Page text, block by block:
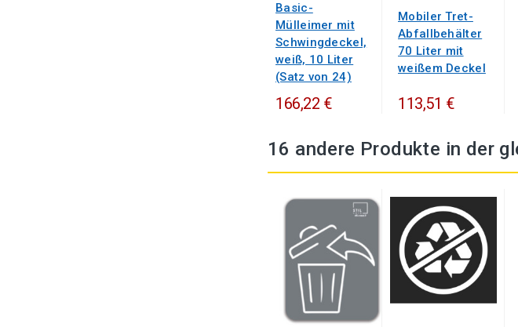
Basic-
Mülleimer mit
Schwingdeckel,
weiß, 10 Liter
(Satz von 24)
166,22 €
Mobiler Tret-
Abfallbehälter
70 Liter mit
weißem Deckel
113,51 €
16 andere Produkte in der